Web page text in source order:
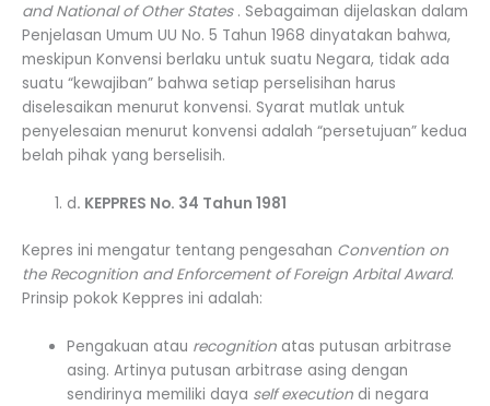
and National of Other States. Sebagaiman dijelaskan dalam
Penjelasan Umum UU No. 5 Tahun 1968 dinyatakan bahwa,
meskipun Konvensi berlaku untuk suatu Negara, tidak ada
suatu “kewajiban” bahwa setiap perselisihan harus
diselesaikan menurut konvensi. Syarat mutlak untuk
penyelesaian menurut konvensi adalah “persetujuan” kedua
belah pihak yang berselisih.
d. KEPPRES No. 34 Tahun 1981
Kepres ini mengatur tentang pengesahan Convention on
the Recognition and Enforcement of Foreign Arbital Award.
Prinsip pokok Keppres ini adalah:
Pengakuan atau recognition atas putusan arbitrase
asing. Artinya putusan arbitrase asing dengan
sendirinya memiliki daya self execution di negara